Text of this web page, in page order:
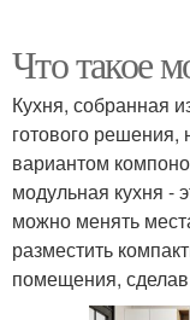
Что такое
Кухня, собранная
готового решения,
вариантом
модульная кухня -
можно менять
разместить
помещения,